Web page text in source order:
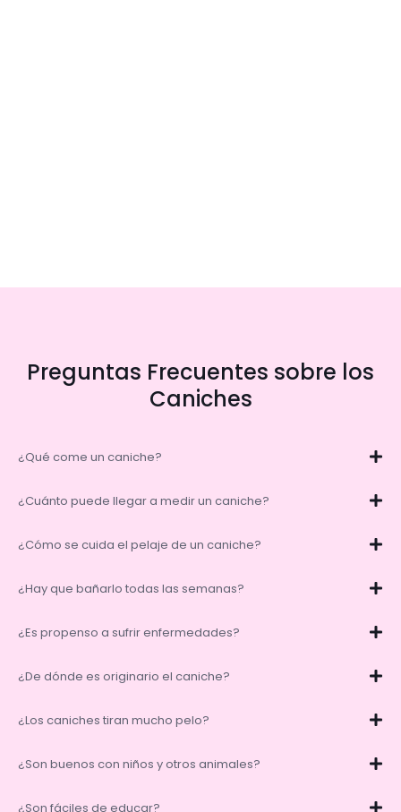
Preguntas Frecuentes sobre los
Caniches
¿Qué come un caniche?
¿Cuánto puede llegar a medir un caniche?
¿Cómo se cuida el pelaje de un caniche?
¿Hay que bañarlo todas las semanas?
¿Es propenso a sufrir enfermedades?
¿De dónde es originario el caniche?
¿Los caniches tiran mucho pelo?
¿Son buenos con niños y otros animales?
¿Son fáciles de educar?